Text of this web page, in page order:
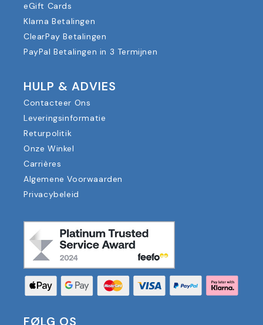
eGift Cards
Klarna Betalingen
ClearPay Betalingen
PayPal Betalingen in 3 Termijnen
HULP & ADVIES
Contacteer Ons
Leveringsinformatie
Returpolitik
Onze Winkel
Carrières
Algemene Voorwaarden
Privacybeleid
FØLG OS